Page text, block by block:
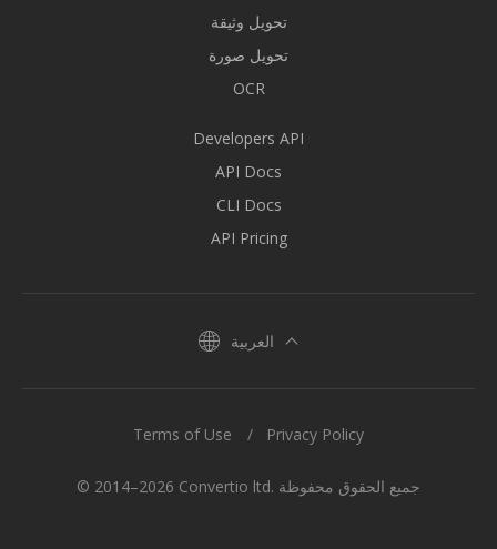
تحويل وثيقة
تحويل صورة
OCR
Developers API
API Docs
CLI Docs
API Pricing
العربية
© 2014–2026 Convertio ltd. جميع الحقوق محفوظة
Terms of Use Privacy Policy